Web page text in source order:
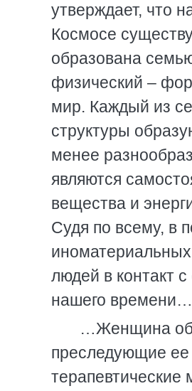
утверждает, что
Космосе
образована
физический –
мир. Каждый из
структуры
менее
являются
вещества и
Судя по всему, в
людей в контакт
нашего времени…
…Женщина
преследующие ее
терапевтические